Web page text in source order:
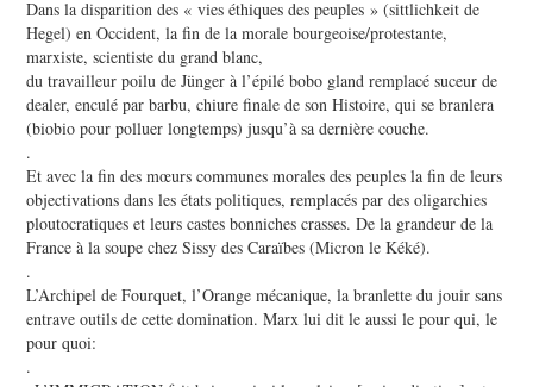
Dans la disparition des « vies éthiques des peuples » (sittlichkeit de
Hegel) en Occident, la fin de la morale bourgeoise/protestante,
marxiste, scientiste du grand blanc,
du travailleur poilu de Jünger à l’épilé bobo gland remplacé suceur de
dealer, enculé par barbu, chiure finale de son Histoire, qui se branlera
(biobio pour polluer longtemps) jusqu’à sa dernière couche.
.
Et avec la fin des mœurs communes morales des peuples la fin de leurs
objectivations dans les états politiques, remplacés par des oligarchies
ploutocratiques et leurs castes bonniches crasses. De la grandeur de la
France à la soupe chez Sissy des Caraïbes (Micron le Kéké).
.
L’Archipel de Fourquet, l’Orange mécanique, la branlette du jouir sans
entrave outils de cette domination. Marx lui dit le aussi le pour qui, le
pour quoi:
.